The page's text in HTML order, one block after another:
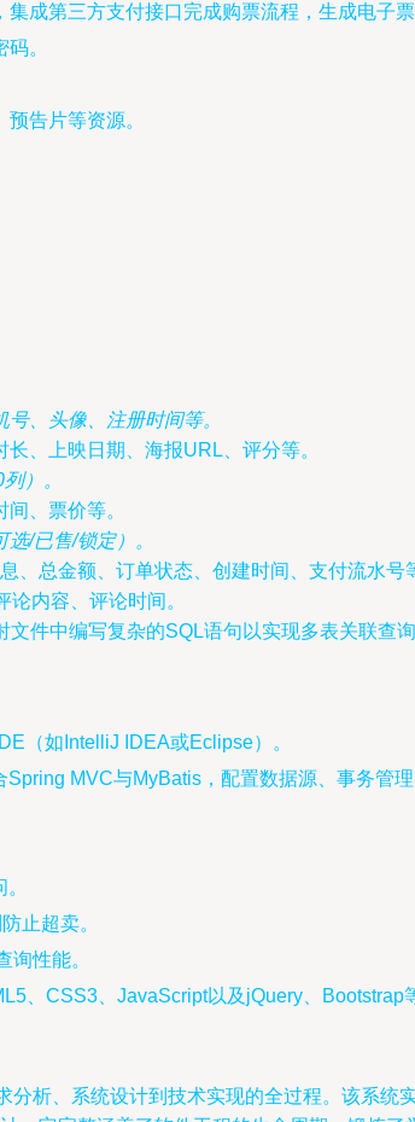
成第三方支付接口完成购票流程，生成电子
。
告片等资源。
、头像、注册时间等。
、上映日期、海报URL、评分等。
）。
、票价等。
/已售/锁定）。
、总金额、订单状态、创建时间、支付流水号
内容、评论时间。
件中编写复杂的SQL语句以实现多表关联查
（如IntelliJ IDEA或Eclipse）。
MVC与MyBatis，配置数据源、事务管
止超卖。
性能。
、CSS3、JavaScript以及jQuery、
析、系统设计到技术实现的全过程。该系统